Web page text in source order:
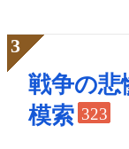
戦争の悲
模索 323